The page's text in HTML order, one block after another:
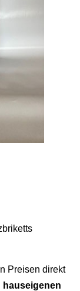
Preisen direkt
hauseigenen